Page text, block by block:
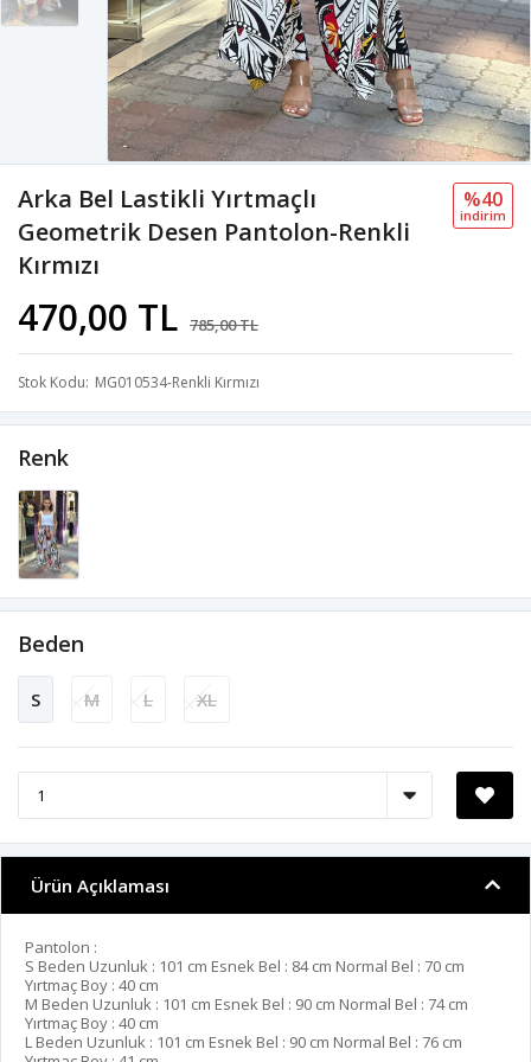
Arka Bel Lastikli Yırtmaçlı
Geometrik Desen Pantolon-Renkli
Kırmızı
470,00 TL 785,00 TL
%40
i̇ndi̇ri̇m
Stok Kodu MG010534-Renkli Kırmızı
Renk
Beden
S M L XL
Ürün Açıklaması
Pantolon :
S Beden Uzunluk : 101 cm Esnek Bel : 84 cm Normal Bel : 70 cm
Yırtmaç Boy : 40 cm
M Beden Uzunluk : 101 cm Esnek Bel : 90 cm Normal Bel : 74 cm
Yırtmaç Boy : 40 cm
L Beden Uzunluk : 101 cm Esnek Bel : 90 cm Normal Bel : 76 cm